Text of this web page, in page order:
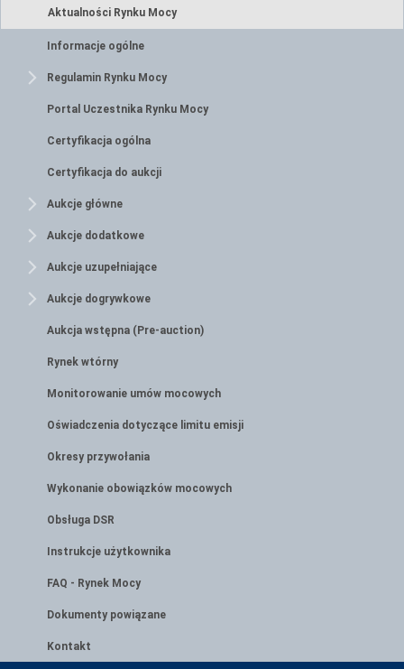
Aktualności Rynku Mocy
Informacje ogólne
Regulamin Rynku Mocy
Portal Uczestnika Rynku Mocy
Certyfikacja ogólna
Certyfikacja do aukcji
Aukcje główne
Aukcje dodatkowe
Aukcje uzupełniające
Aukcje dogrywkowe
Aukcja wstępna (Pre-auction)
Rynek wtórny
Monitorowanie umów mocowych
Oświadczenia dotyczące limitu emisji
Okresy przywołania
Wykonanie obowiązków mocowych
Obsługa DSR
Instrukcje użytkownika
FAQ - Rynek Mocy
Dokumenty powiązane
Kontakt